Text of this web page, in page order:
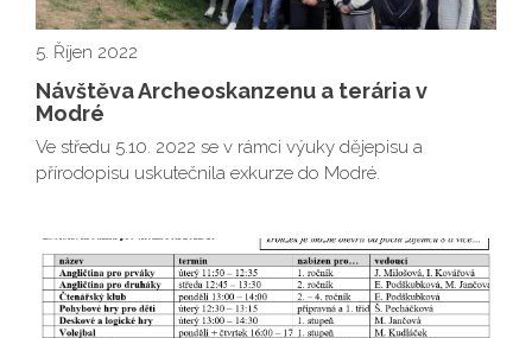
5. Říjen 2022
Návštěva Archeoskanzenu a terária v
Modré
Ve středu 5.10. 2022 se v rámci výuky dějepisu a
přírodopisu uskutečnila exkurze do Modré.